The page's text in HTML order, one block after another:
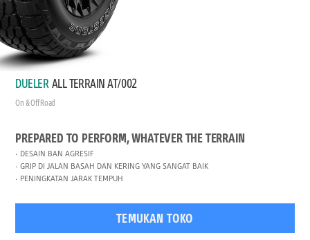
DUELER ALL TERRAIN AT/002
On & Off Road
PREPARED TO PERFORM, WHATEVER THE TERRAIN
DESAIN BAN AGRESIF
GRIP DI JALAN BASAH DAN KERING YANG SANGAT BAIK
PENINGKATAN JARAK TEMPUH
TEMUKAN TOKO